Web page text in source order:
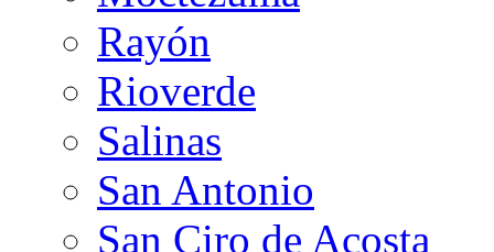
Rayón
Rioverde
Salinas
San Antonio
San Ciro de Acosta